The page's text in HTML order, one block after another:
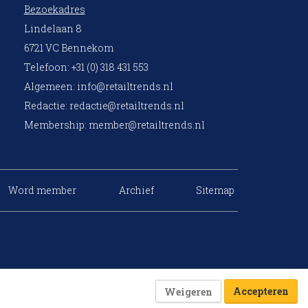
Bezoekadres
Lindelaan 8
6721 VC Bennekom
Telefoon: +31 (0) 318 431 553
Algemeen: info@retailtrends.nl
Redactie: redactie@retailtrends.nl
Membership: member@retailtrends.nl
Word member Archief Sitemap
Weigeren Accepteren